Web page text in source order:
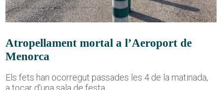
Atropellament mortal a l’Aeroport de
Menorca
Els fets han ocorregut passades les 4 de la matinada,
a tocar d'una sala de festa